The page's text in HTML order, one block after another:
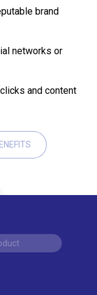
brand
networks or
and content